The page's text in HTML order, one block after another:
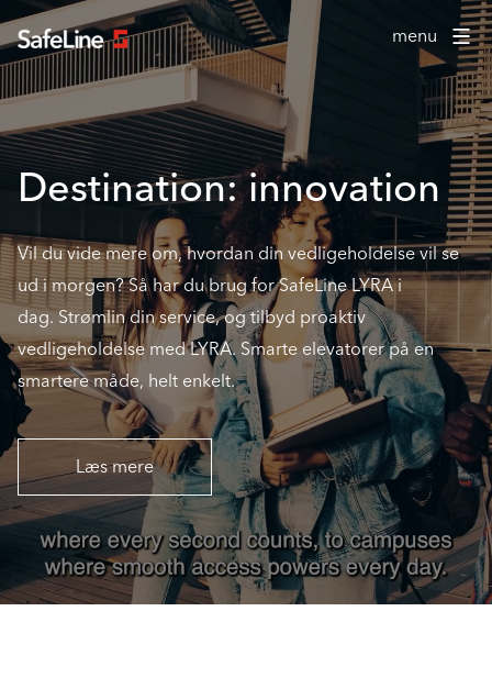
menu
Destination: innovation
Vil du vide mere om, hvordan din vedligeholdelse vil se
ud i morgen? Så har du brug for SafeLine LYRA i
dag. Strømlin din service, og tilbyd proaktiv
vedligeholdelse med LYRA. Smarte elevatorer på en
smartere måde, helt enkelt.
Læs mere